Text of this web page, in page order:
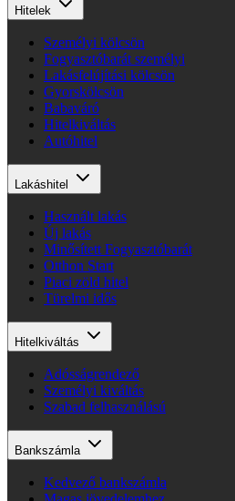
Hitelek
Személyi kölcsön
Fogyasztóbarát személyi
Lakásfelújítási kölcsön
Gyorskölcsön
Babaváró
Hitelkiváltás
Autóhitel
Lakáshitel
Használt lakás
Új lakás
Minősített Fogyasztóbarát
Otthon Start
Piaci zöld hitel
Türelmi idős
Hitelkiváltás
Adósságrendező
Személyi kiváltás
Szabad felhasználású
Bankszámla
Kedvező bankszámla